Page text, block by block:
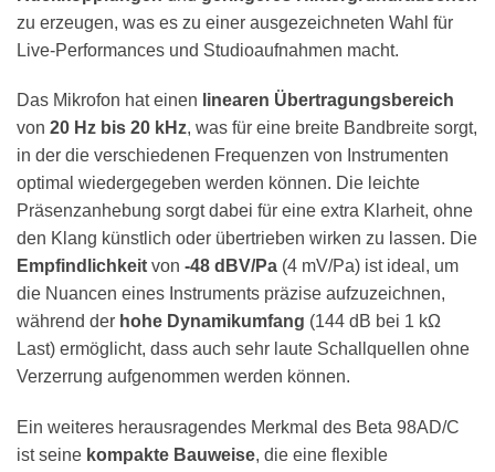
zu erzeugen, was es zu einer ausgezeichneten Wahl für
Live-Performances und Studioaufnahmen macht.
Das Mikrofon hat einen linearen Übertragungsbereich
von 20 Hz bis 20 kHz, was für eine breite Bandbreite sorgt,
in der die verschiedenen Frequenzen von Instrumenten
optimal wiedergegeben werden können. Die leichte
Präsenzanhebung sorgt dabei für eine extra Klarheit, ohne
den Klang künstlich oder übertrieben wirken zu lassen. Die
Empfindlichkeit von -48 dBV/Pa (4 mV/Pa) ist ideal, um
die Nuancen eines Instruments präzise aufzuzeichnen,
während der hohe Dynamikumfang (144 dB bei 1 kΩ
Last) ermöglicht, dass auch sehr laute Schallquellen ohne
Verzerrung aufgenommen werden können.
Ein weiteres herausragendes Merkmal des Beta 98AD/C
ist seine kompakte Bauweise, die eine flexible